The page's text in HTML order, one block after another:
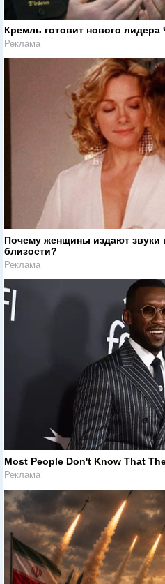
Кремль готовит нового лидера
Реклама
Почему женщины издают звуки
близости?
Реклама
Most People Don't Know That
Реклама